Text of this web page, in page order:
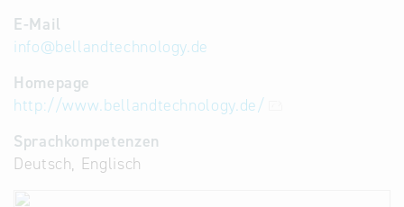
E-Mail
info@bellandtechnology.de
Homepage
http://www.bellandtechnology.de/
Sprachkompetenzen
Deutsch, Englisch